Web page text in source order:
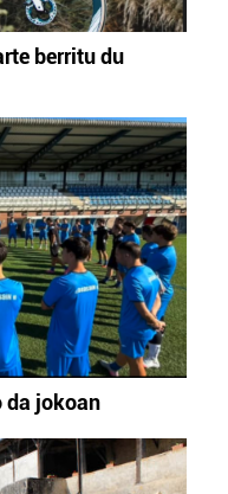
berritu du
da jokoan